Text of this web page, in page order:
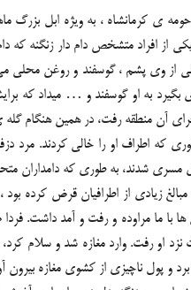
حومه ی کرمانشاه ، به ویژه ابل
افراد متشخص دام دار زنگنه که
از وی پشم ، گوسفند و روغن محلی
به او گوسفند و … میداد که
آن منطقه رفت، در همین هنگام گله ی
که اطراف او را خالی کردند. مرد
مسری شدند، به طوری که
زیادی از اطرافیان قرض کرده
با ما مراوده و رفت و آمد داشت.
نزد او رفت. وارد مغازه شد و سلام
ناچیزی از کشوی مغازه بیرون